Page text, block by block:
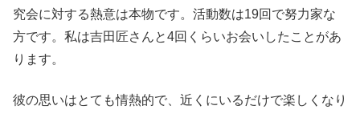
究会に対する熱意は本物です。活動数は19回で努力家な
方です。私は吉田匠さんと4回くらいお会いしたことがあ
ります。
彼の思いはとても情熱的で、近くにいるだけで楽しくなり